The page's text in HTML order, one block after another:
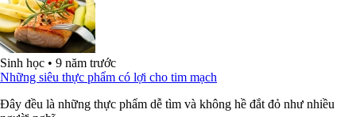
Sinh học • 9 năm trước
Những siêu thực phẩm có lợi cho tim mạch
Đây đều là những thực phẩm dễ tìm và không hề đắt đỏ như nhiều